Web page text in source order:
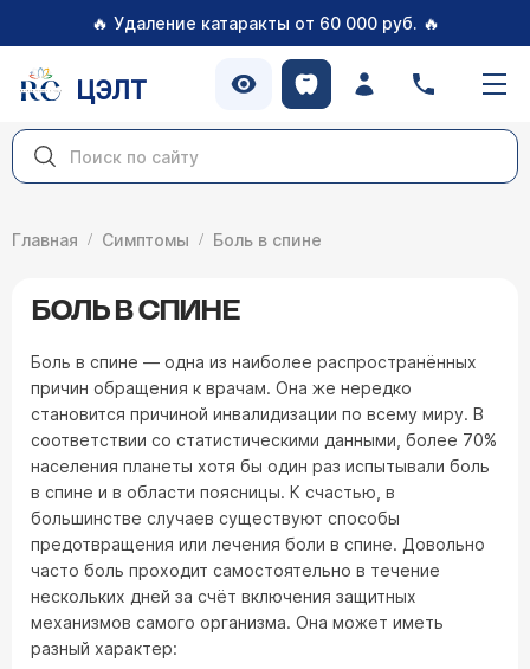
🔥 Удаление катаракты от 60 000 руб. 🔥
ЦЭЛТ
Главная Симптомы Боль в спине
БОЛЬ В СПИНЕ
Боль в спине — одна из наиболее распространённых
причин обращения к врачам. Она же нередко
становится причиной инвалидизации по всему миру. В
соответствии со статистическими данными, более 70%
населения планеты хотя бы один раз испытывали боль
в спине и в области поясницы. К счастью, в
большинстве случаев существуют способы
предотвращения или лечения боли в спине. Довольно
часто боль проходит самостоятельно в течение
нескольких дней за счёт включения защитных
механизмов самого организма. Она может иметь
разный характер: